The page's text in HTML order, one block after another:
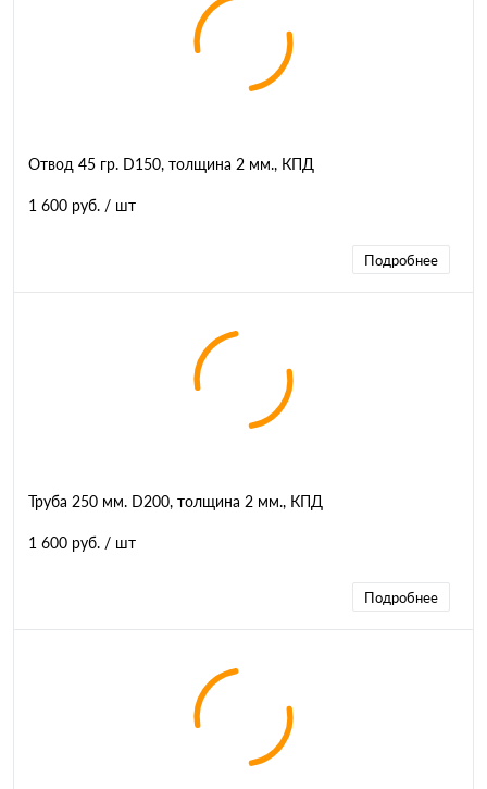
Отвод 45 гр. D150, толщина 2 мм., КПД
1 600 руб. / шт
Подробнее
Труба 250 мм. D200, толщина 2 мм., КПД
1 600 руб. / шт
Подробнее